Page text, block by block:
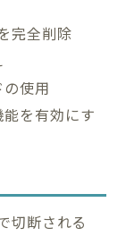
完全削除
使用
を有効にす
切断される